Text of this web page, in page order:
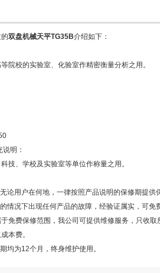
双盘机械天平TG35B介绍如下：
院校的实验室、化验室作精密衡量分析之用。
明：
技、学校及实验室等单位作称量之用。
论用户在何地，一律按照产品说明的保修期提供
情况下出现任何产品的故障，经验证属实，可
免费保修范围，我公司可提供维修服务，只收
本费。
均为12个月，终身维护使用。